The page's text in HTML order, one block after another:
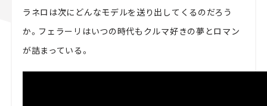
ラネロは次にどんなモデルを送り出してくるのだろう
か。フェラーリはいつの時代もクルマ好きの夢とロマン
が詰まっている。